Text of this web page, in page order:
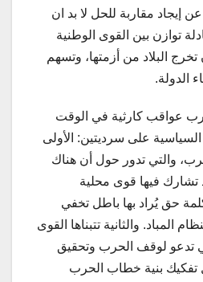
إيجاد مقاربة للحل لا بد ان
توازن بين القوى الوطنية
البلاد من أزمتها، وتسهم
الدولة.
عواقب كارثية في الوقت
السياسية على سرديتين: الأولى
والتي تدور حول أن هناك
تشارك فيها قوى محلية
حق يُراد بها باطل تخفي
المباد. والثانية تتبناها القوى
تدعو لوقف الحرب وتحقيق
تفكيك بنية خطاب الحرب